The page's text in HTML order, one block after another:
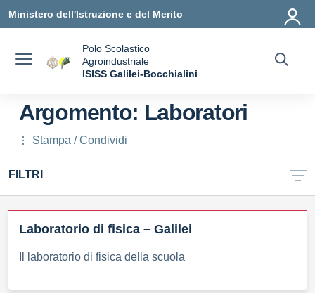
Ministero dell'Istruzione e del Merito
Polo Scolastico
Agroindustriale
ISISS Galilei-Bocchialini
Argomento: Laboratori
Stampa / Condividi
FILTRI
Laboratorio di fisica – Galilei
Il laboratorio di fisica della scuola